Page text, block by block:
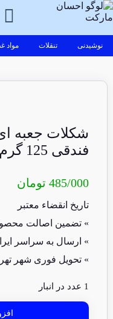
نوشیدنی تنقلات مواد
شکلات جعبه
فندقی 125 گرم
485/000 تومان
تاریخ انقضاء معتبر
» تضمین اصالت
» ارسال به سراسر
» تحویل فوری شهر
1 عدد در انبار